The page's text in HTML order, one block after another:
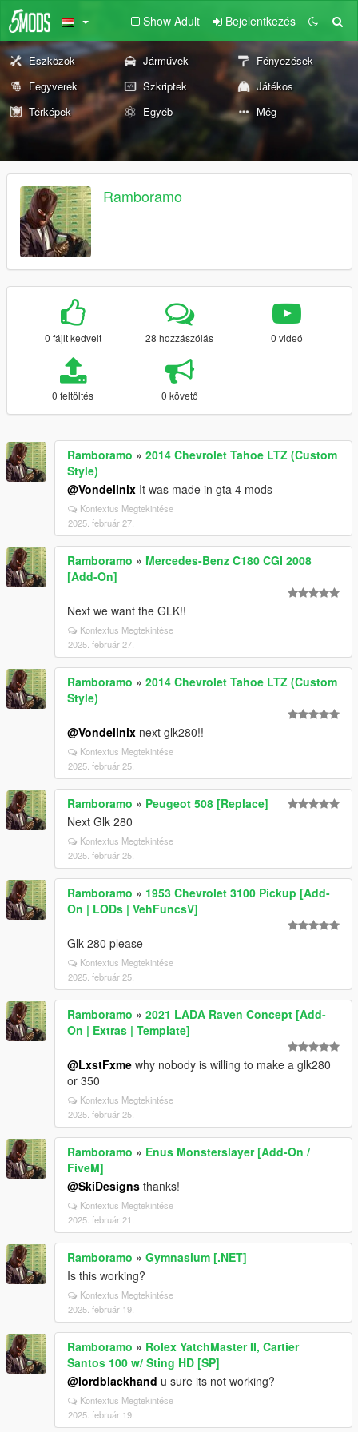
Show Adult Bejelentkezés
Eszközök Járművek
Fényezések
Fegyverek
Szkriptek
Játékos
Térképek
Egyéb Még
Ramboramo
0 fájlt kedvelt 28 hozzászólás 0 videó
0 feltöltés 0 követő
Ramboramo » 2014 Chevrolet Tahoe LTZ (Custom
Style)
@Vondellnix It was made in gta 4 mods
Kontextus Megtekintése
2025. február 27.
Ramboramo » Mercedes-Benz C180 CGI 2008
[Add-On]
Next we want the GLK!!
Kontextus Megtekintése
2025. február 27.
Ramboramo » 2014 Chevrolet Tahoe LTZ (Custom
Style)
@Vondellnix next glk280!!
Kontextus Megtekintése
2025. február 25.
Ramboramo » Peugeot 508 [Replace]
Next Glk 280
Kontextus Megtekintése
2025. február 25.
Ramboramo » 1953 Chevrolet 3100 Pickup [Add-
On | LODs | VehFuncsV]
Glk 280 please
Kontextus Megtekintése
2025. február 25.
Ramboramo » 2021 LADA Raven Concept [Add-
On | Extras | Template]
@LxstFxme why nobody is willing to make a glk280
or 350
Kontextus Megtekintése
2025. február 25.
Ramboramo » Enus Monsterslayer [Add-On /
FiveM]
@SkiDesigns thanks!
Kontextus Megtekintése
2025. február 21.
Ramboramo » Gymnasium [.NET]
Is this working?
Kontextus Megtekintése
2025. február 19.
Ramboramo » Rolex YatchMaster II, Cartier
Santos 100 w/ Sting HD [SP]
@lordblackhand u sure its not working?
Kontextus Megtekintése
2025. február 19.